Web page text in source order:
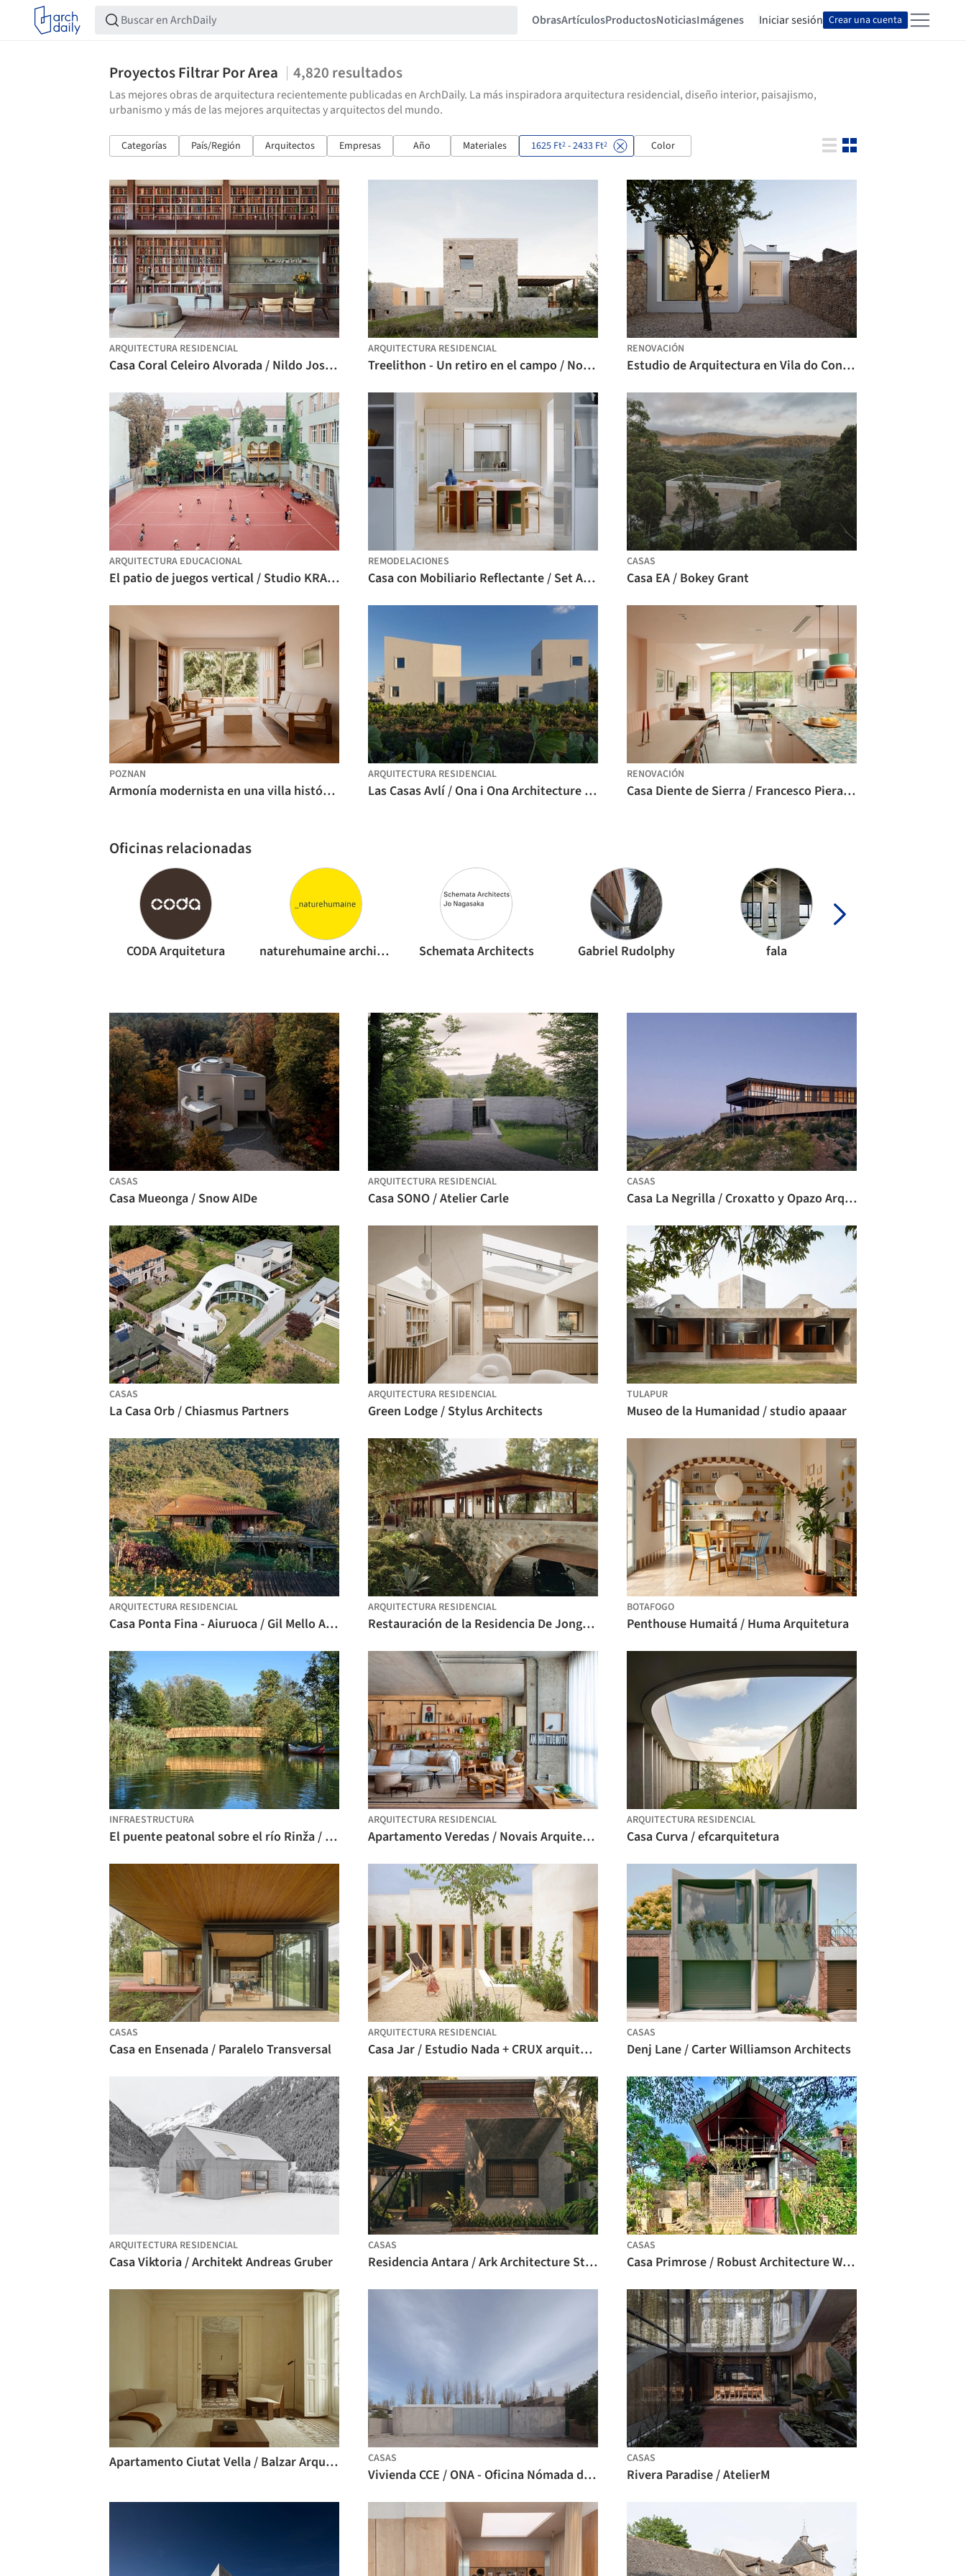
ObrasArtículosProductosNoticiasImágenes Iniciar sesión Crear una cuenta
Proyectos Filtrar Por Area 4,820 resultados
Las mejores obras de arquitectura recientemente publicadas en ArchDaily. La más inspiradora arquitectura residencial, diseño interior, paisajismo,
urbanismo y más de las mejores arquitectas y arquitectos del mundo.
Categorías País/Región Arquitectos Empresas Año Materiales 1625 Ft2 - 2433 Ft2 Color
ARQUITECTURA RESIDENCIAL
Casa Coral Celeiro Alvorada / Nildo José Arquitetos
ARQUITECTURA RESIDENCIAL
Treelithon - Un retiro en el campo / Not a Number Architects
RENOVACIÓN
Estudio de Arquitectura en Vila do Conde / Raulino Silva Arquitecto
ARQUITECTURA EDUCACIONAL
El patio de juegos vertical / Studio KRAFT
REMODELACIONES
Casa con Mobiliario Reflectante / Set Architects
CASAS
Casa EA / Bokey Grant
POZNAN
Armonía modernista en una villa histórica / LBWA
ARQUITECTURA RESIDENCIAL
Las Casas Avlí / Ona i Ona Architecture and Design
RENOVACIÓN
Casa Diente de Sierra / Francesco Pierazzi Architects
Oficinas relacionadas
CODA Arquitetura naturehumaine architecture Schemata Architects Gabriel Rudolphy fala
CASAS
Casa Mueonga / Snow AIDe
ARQUITECTURA RESIDENCIAL
Casa SONO / Atelier Carle
CASAS
Casa La Negrilla / Croxatto y Opazo Arquitectos
CASAS
La Casa Orb / Chiasmus Partners
ARQUITECTURA RESIDENCIAL
Green Lodge / Stylus Architects
TULAPUR
Museo de la Humanidad / studio apaaar
ARQUITECTURA RESIDENCIAL
Casa Ponta Fina - Aiuruoca / Gil Mello Arquitetura
ARQUITECTURA RESIDENCIAL
Restauración de la Residencia De Jonghe / Michel Architects
BOTAFOGO
Penthouse Humaitá / Huma Arquitetura
INFRAESTRUCTURA
El puente peatonal sobre el río Rinža / dans arhitekti
ARQUITECTURA RESIDENCIAL
Apartamento Veredas / Novais Arquitetura
ARQUITECTURA RESIDENCIAL
Casa Curva / efcarquitetura
CASAS
Casa en Ensenada / Paralelo Transversal
ARQUITECTURA RESIDENCIAL
Casa Jar / Estudio Nada + CRUX arquitectos
CASAS
Denj Lane / Carter Williamson Architects
ARQUITECTURA RESIDENCIAL
Casa Viktoria / Architekt Andreas Gruber
CASAS
Residencia Antara / Ark Architecture Studio
CASAS
Casa Primrose / Robust Architecture Workshop (RAW)_
Apartamento Ciutat Vella / Balzar Arquitectos CASAS
Vivienda CCE / ONA - Oficina Nómada de Arquitectura
CASAS
Rivera Paradise / AtelierM